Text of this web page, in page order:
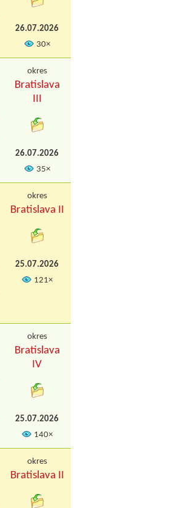
26.07.2026
30×
okres
Bratislava
26.07.2026
35×
okres
Bratislava II
25.07.2026
121×
okres
Bratislava
IV
25.07.2026
140×
okres
Bratislava II